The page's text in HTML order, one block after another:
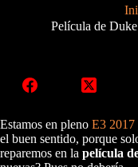
Película de
Estamos en pleno E3 2017
el buen sentido, porque
reparemos en la película